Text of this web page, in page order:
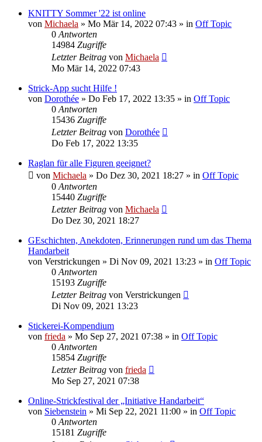
KNITTY Sommer '22 ist online
von Michaela » Mo Mär 14, 2022 07:43 » in Off Topic
0 Antworten
14984 Zugriffe
Letzter Beitrag von Michaela
Mo Mär 14, 2022 07:43
Strick-App sucht Hilfe !
von Dorothée » Do Feb 17, 2022 13:35 » in Off Topic
0 Antworten
15436 Zugriffe
Letzter Beitrag von Dorothée
Do Feb 17, 2022 13:35
Raglan für alle Figuren geeignet?
von Michaela » Do Dez 30, 2021 18:27 » in Off Topic
0 Antworten
15440 Zugriffe
Letzter Beitrag von Michaela
Do Dez 30, 2021 18:27
GEschichten, Anekdoten, Erinnerungen rund um das Thema
Handarbeit
von Verstrickungen » Di Nov 09, 2021 13:23 » in Off Topic
0 Antworten
15193 Zugriffe
Letzter Beitrag von Verstrickungen
Di Nov 09, 2021 13:23
Stickerei-Kompendium
von frieda » Mo Sep 27, 2021 07:38 » in Off Topic
0 Antworten
15854 Zugriffe
Letzter Beitrag von frieda
Mo Sep 27, 2021 07:38
Online-Strickfestival der „Initiative Handarbeit“
von Siebenstein » Mi Sep 22, 2021 11:00 » in Off Topic
0 Antworten
15181 Zugriffe